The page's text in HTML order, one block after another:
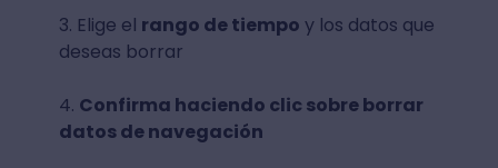
3. Elige el rango de tiempo y los datos que
deseas borrar
4. Confirma haciendo clic sobre borrar
datos de navegación